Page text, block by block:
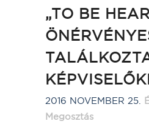
„TO BE
2016 NOVEMBER 25.
Megosztás